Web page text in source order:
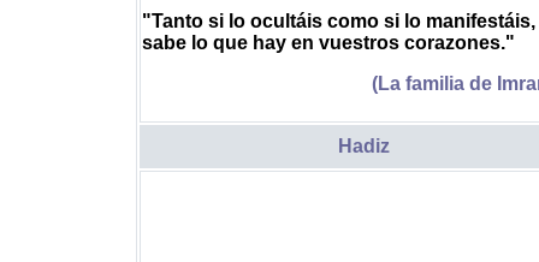
"Tanto si lo ocultáis como si lo manifestáis,
sabe lo que hay en vuestros corazones."
(La familia de
Hadiz